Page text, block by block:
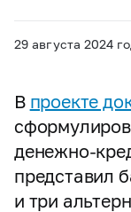
29 августа 2024
В проекте
денежно-
представил
и три